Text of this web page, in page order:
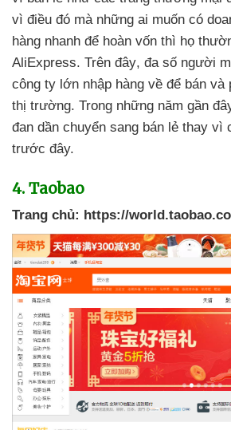
vì điều đó mà những ai muốn có
hàng nhanh để hoàn vốn thì họ
AliExpress. Trên đây, đa số người
công ty lớn nhập hàng về để bán và
thị trường. Trong những năm gần
đan dần chuyển sang bán lẻ thay vì
trước đây.
4. Taobao
Trang chủ: https://